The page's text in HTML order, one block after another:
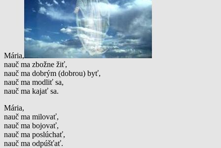
Mária,
nauč ma zbožne žiť,
nauč ma dobrým (dobrou) byť,
nauč ma modliť sa,
nauč ma kajať sa.
Mária,
nauč ma milovať,
nauč ma bojovať,
nauč ma poslúchať,
nauč ma odpúšťať.